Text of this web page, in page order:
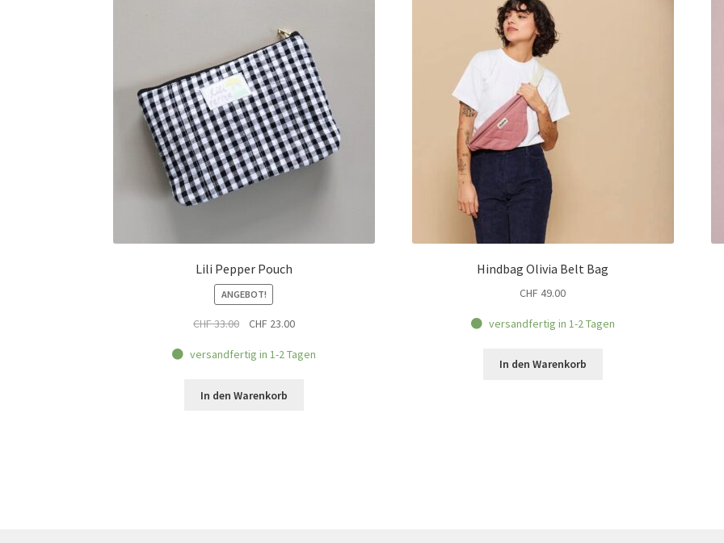
Lili Pepper Pouch
ANGEBOT!
CHF33.00
Ursprünglicher
war:
CHF 23.00Aktueller
ist:
versandfertig in 1-2 Tagen
In den Warenkorb
Hindbag Olivia Belt Bag
CHF 49.00
versandfertig in 1-2 Tagen
In den Warenkorb